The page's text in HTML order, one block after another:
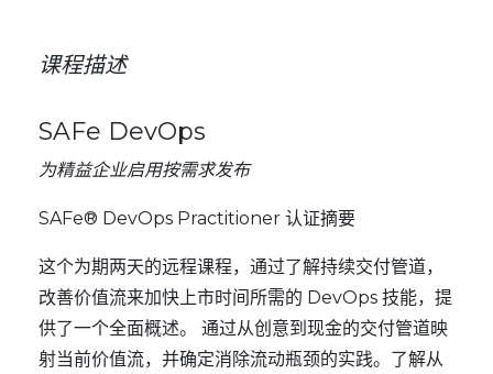
课程描述
SAFe DevOps
为精益企业启用按需求发布
SAFe® DevOps Practitioner 认证摘要
这个为期两天的远程课程，通过了解持续交付管道，
改善价值流来加快上市时间所需的 DevOps 技能，提
供了一个全面概述。 通过从创意到现金的交付管道映
射当前价值流，并确定消除流动瓶颈的实践。了解从